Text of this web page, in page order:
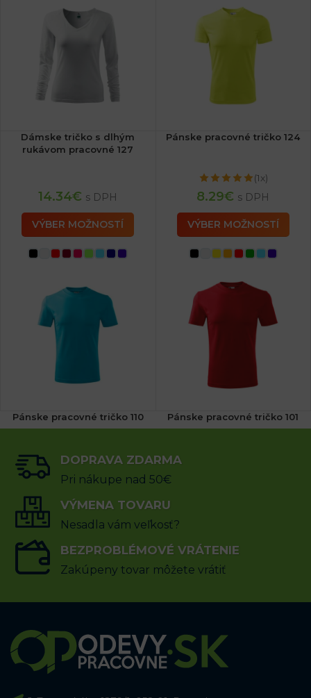
Dámske tričko s dlhým
rukávom pracovné 127
14.34€ s DPH
VÝBER MOŽNOSTÍ
Pánske pracovné tričko 124
(1x)
8.29€ s DPH
VÝBER MOŽNOSTÍ
Pánske pracovné tričko 110
9.52€ s DPH
VÝBER MOŽNOSTÍ
Pánske pracovné tričko 101
DOPRAVA ZDARMA
Pri nákupe nad 50€
VÝMENA TOVARU
Nesadla vám veľkosť?
BEZPROBLÉMOVÉ VRÁTENIE
Zakúpeny tovar môžete vrátiť